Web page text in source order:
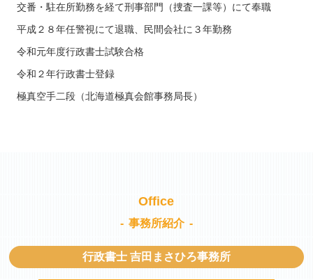
交番・駐在所勤務を経て刑事部門（捜査一課等）にて奉職
平成２８年任警視にて退職、民間会社に３年勤務
令和元年度行政書士試験合格
令和２年行政書士登録
極真空手二段（北海道極真会館事務局長）
Office
事務所紹介
行政書士 吉田まさひろ事務所